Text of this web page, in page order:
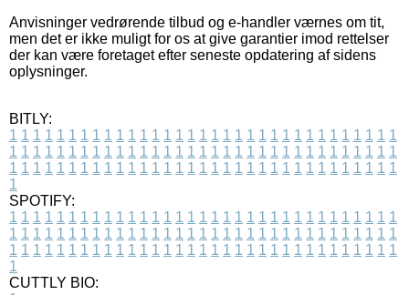
Anvisninger vedrørende tilbud og e-handler værnes om tit,
men det er ikke muligt for os at give garantier imod rettelser
der kan være foretaget efter seneste opdatering af sidens
oplysninger.
BITLY:
1 1 1 1 1 1 1 1 1 1 1 1 1 1 1 1 1 1 1 1 1 1 1 1 1 1 1 1 1 1 1 1 1
1 1 1 1 1 1 1 1 1 1 1 1 1 1 1 1 1 1 1 1 1 1 1 1 1 1 1 1 1 1 1 1 1
1 1 1 1 1 1 1 1 1 1 1 1 1 1 1 1 1 1 1 1 1 1 1 1 1 1 1 1 1 1 1 1 1
1
SPOTIFY:
1 1 1 1 1 1 1 1 1 1 1 1 1 1 1 1 1 1 1 1 1 1 1 1 1 1 1 1 1 1 1 1 1
1 1 1 1 1 1 1 1 1 1 1 1 1 1 1 1 1 1 1 1 1 1 1 1 1 1 1 1 1 1 1 1 1
1 1 1 1 1 1 1 1 1 1 1 1 1 1 1 1 1 1 1 1 1 1 1 1 1 1 1 1 1 1 1 1 1
1
CUTTLY BIO: